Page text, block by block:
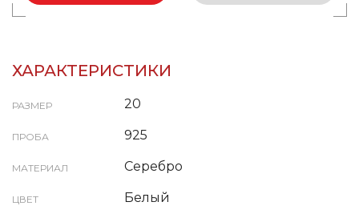
ХАРАКТЕРИСТИКИ
РАЗМЕР 20
ПРОБА 925
МАТЕРИАЛ Серебро
ЦВЕТ Белый